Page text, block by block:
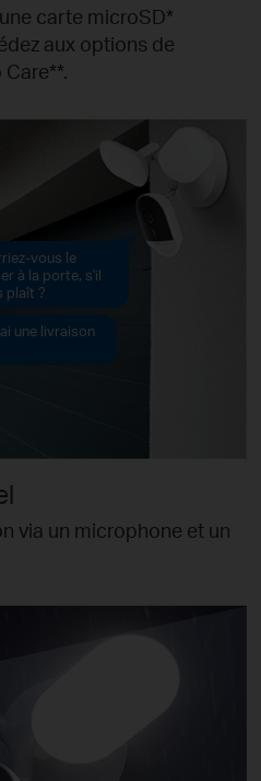
carte microSD*
aux options de
une livraison
vous le
à la porte, s'il
plaît ?
via un microphone et un